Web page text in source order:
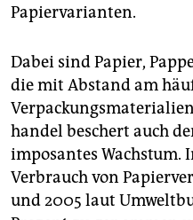
Papiervarianten.
Dabei sind Papier,
die mit Abstand am
handel beschert auch
imposantes Wachstum.
Verbrauch von
und 2005 laut